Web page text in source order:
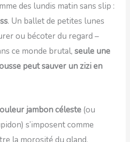
des lundis matin sans slip :
. Un ballet de petites lunes
ou bécoter du regard –
ce monde brutal,seule une
peut sauver un zizi en
jambon céleste (ou
s’imposent comme
la morosité du gland.